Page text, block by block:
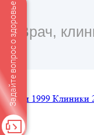
Врачи 1999 Клиники
Задайте вопрос о здоровье